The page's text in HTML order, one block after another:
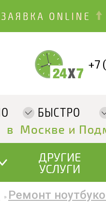
+7
ДРУГИЕ
УСЛУГИ
» Ремонт